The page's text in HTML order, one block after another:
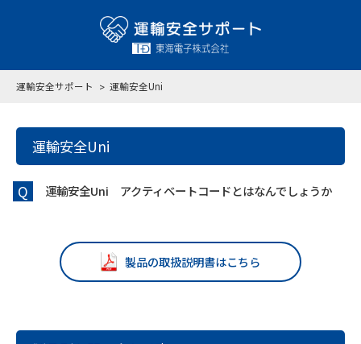
運輸安全サポート 運輸安全Uni
運輸安全Uni
Q 運輸安全Uni アクティベートコードとはなんでしょうか
製品の取扱説明書はこちら